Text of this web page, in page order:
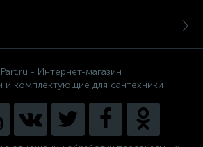
- Интернет-магазин
и комплектующие для сантехники